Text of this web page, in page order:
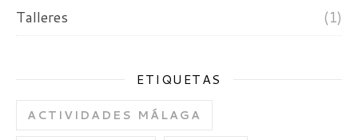
Talleres
(1)
ETIQUETAS
ACTIVIDADES MÁLAGA